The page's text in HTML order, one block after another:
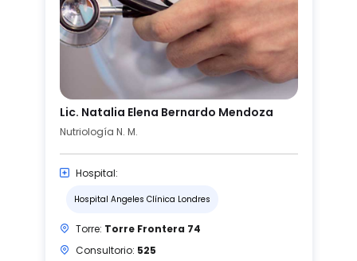
Lic. Natalia Elena Bernardo Mendoza
Nutriología N. M.
Hospital:
Hospital Angeles Clínica Londres
Torre: Torre Frontera 74
Consultorio: 525